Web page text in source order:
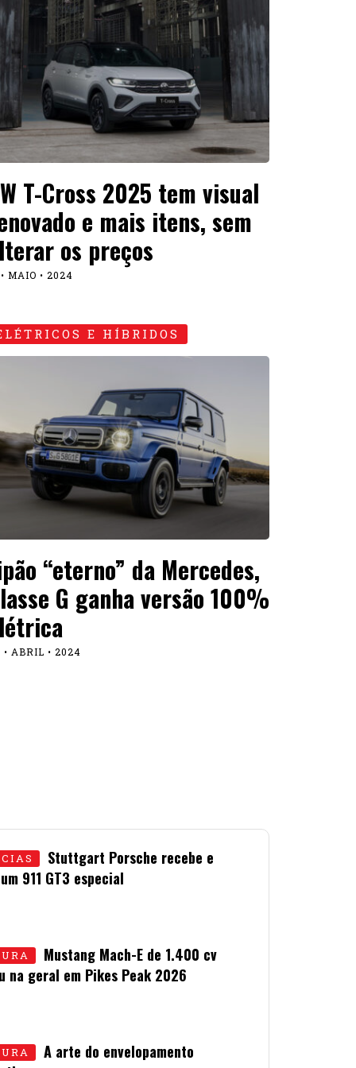
T-Cross 2025 tem visual
e mais itens, sem
os preços
MAIO • 2024
E HÍBRIDOS
“eterno” da Mercedes,
G ganha versão 100%
• ABRIL • 2024
Stuttgart Porsche recebe e
911 GT3 especial
Mustang Mach-E de 1.400 cv
na geral em Pikes Peak 2026
A arte do envelopamento